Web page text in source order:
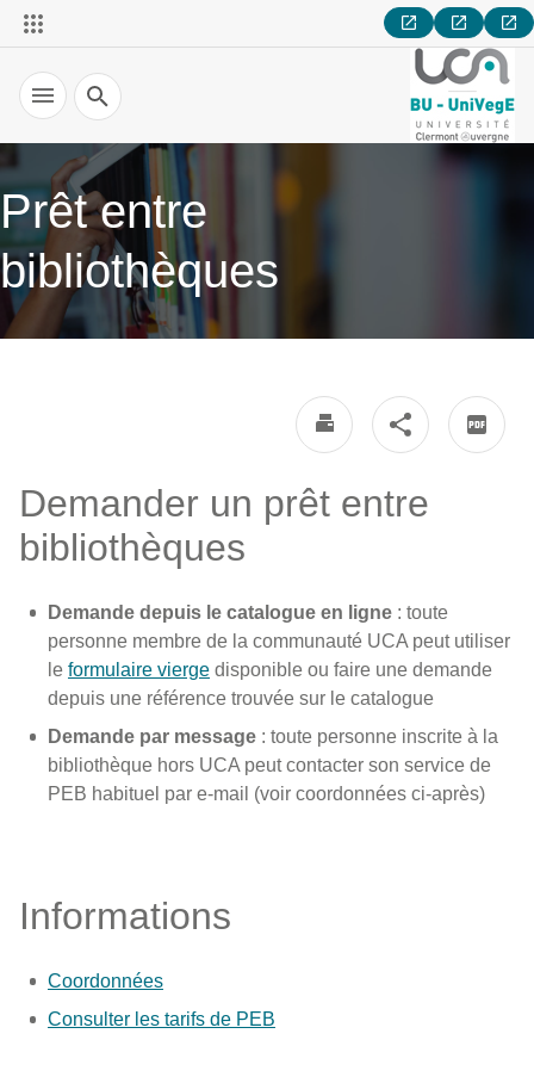
Recherche
Prêt entre
bibliothèques
Demander un prêt entre
bibliothèques
Demande depuis le catalogue en ligne : toute
personne membre de la communauté UCA peut utiliser
le formulaire vierge disponible ou faire une demande
depuis une référence trouvée sur le catalogue
Demande par message : toute personne inscrite à la
bibliothèque hors UCA peut contacter son service de
PEB habituel par e-mail (voir coordonnées ci-après)
Informations
Coordonnées
Consulter les tarifs de PEB